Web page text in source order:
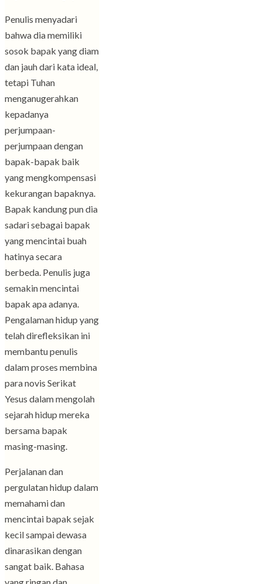
Penulis menyadari
bahwa dia memiliki
sosok bapak yang diam
dan jauh dari kata ideal,
tetapi Tuhan
menganugerahkan
kepadanya
perjumpaan-
perjumpaan dengan
bapak-bapak baik
yang mengkompensasi
kekurangan bapaknya.
Bapak kandung pun dia
sadari sebagai bapak
yang mencintai buah
hatinya secara
berbeda. Penulis juga
semakin mencintai
bapak apa adanya.
Pengalaman hidup yang
telah direfleksikan ini
membantu penulis
dalam proses membina
para novis Serikat
Yesus dalam mengolah
sejarah hidup mereka
bersama bapak
masing-masing.
Perjalanan dan
pergulatan hidup dalam
memahami dan
mencintai bapak sejak
kecil sampai dewasa
dinarasikan dengan
sangat baik. Bahasa